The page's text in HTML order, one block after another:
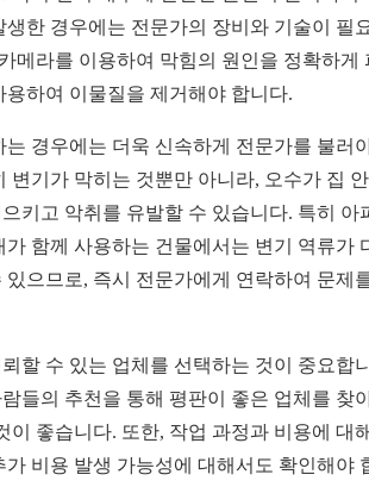
한 경우에는 전문가의 장비와 기술이 필
메라를 이용하여 막힘의 원인을 정확하게
하여 이물질을 제거해야 합니다.
경우에는 더욱 신속하게 전문가를 불러
변기가 막히는 것뿐만 아니라, 오수가 집
키고 악취를 유발할 수 있습니다. 특히 아
함께 사용하는 건물에서는 변기 역류가
으므로, 즉시 전문가에게 연락하여 문제
할 수 있는 업체를 선택하는 것이 중요합
들의 추천을 통해 평판이 좋은 업체를 찾
이 좋습니다. 또한, 작업 과정과 비용에 대
비용 발생 가능성에 대해서도 확인해야